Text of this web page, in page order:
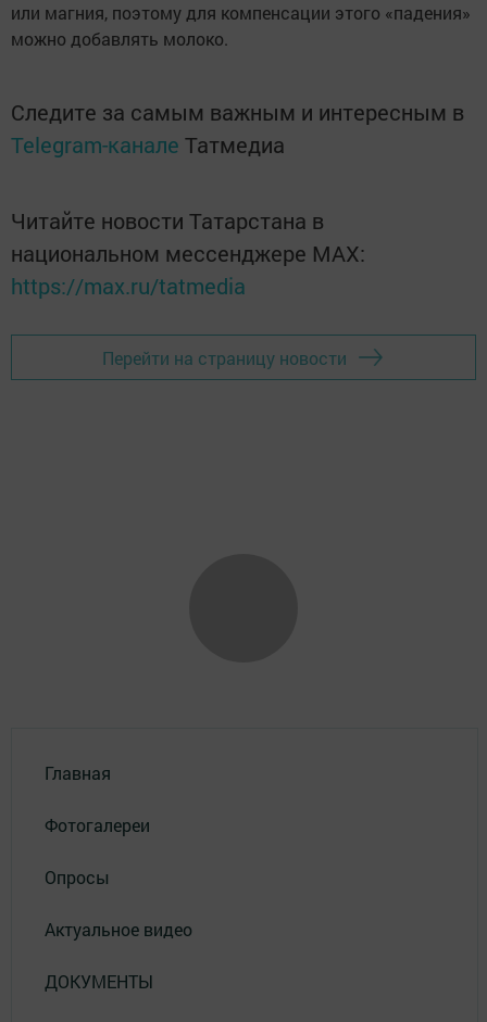
или магния, поэтому для компенсации этого «падения»
можно добавлять молоко.
Следите за самым важным и интересным в
Telegram-канале Татмедиа
Читайте новости Татарстана в
национальном мессенджере MАХ:
https://max.ru/tatmedia
Перейти на страницу новости
Главная
Фотогалереи
Опросы
Актуальное видео
ДОКУМЕНТЫ